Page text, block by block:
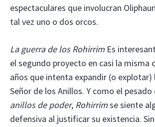
espectaculares que involucran
tal vez uno o dos orcos.
La guerra de los Rohirrim Es
el segundo proyecto en casi la misma
años que intenta expandir (o explotar)
Señor de los Anillos. Y como el pesado
anillos de poder, Rohirrimse siente
defensiva al justificar su existencia.